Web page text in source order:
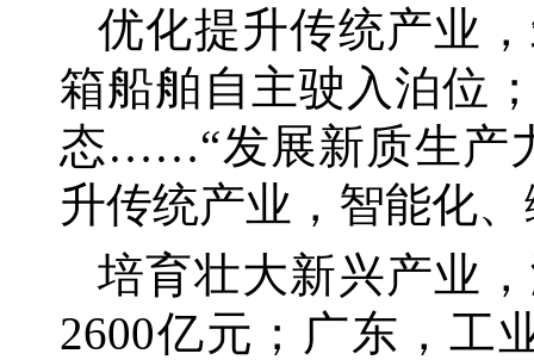
优化提升传统产业
箱船舶自主驶入泊位
态……“发展新质生产
升传统产业，智能化
培育壮大新兴产业
2600亿元；广东，